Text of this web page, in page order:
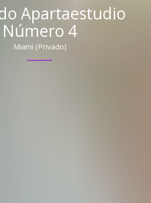
Apartaestudio
Número 4
Miami (Privado)